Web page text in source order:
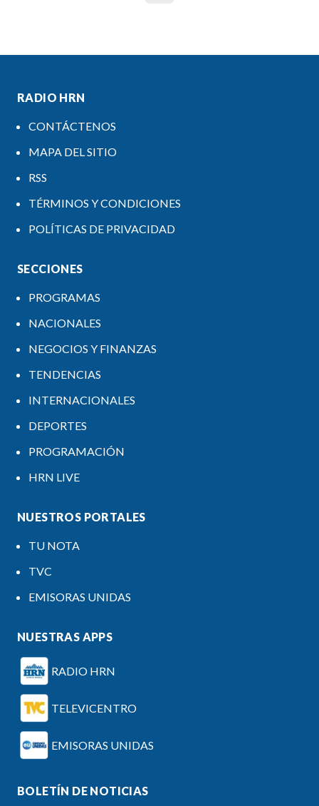
RADIO HRN
CONTÁCTENOS
MAPA DEL SITIO
RSS
TÉRMINOS Y CONDICIONES
POLÍTICAS DE PRIVACIDAD
SECCIONES
PROGRAMAS
NACIONALES
NEGOCIOS Y FINANZAS
TENDENCIAS
INTERNACIONALES
DEPORTES
PROGRAMACIÓN
HRN LIVE
NUESTROS PORTALES
TU NOTA
TVC
EMISORAS UNIDAS
NUESTRAS APPS
RADIO HRN
TELEVICENTRO
EMISORAS UNIDAS
BOLETÍN DE NOTICIAS